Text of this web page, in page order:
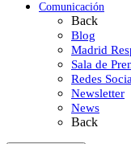
Comunicación
Back
Blog
Madrid
Sala de
Redes
Newsletter
News
Back